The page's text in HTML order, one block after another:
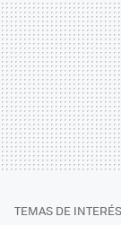
TEMAS DE INTERÉS